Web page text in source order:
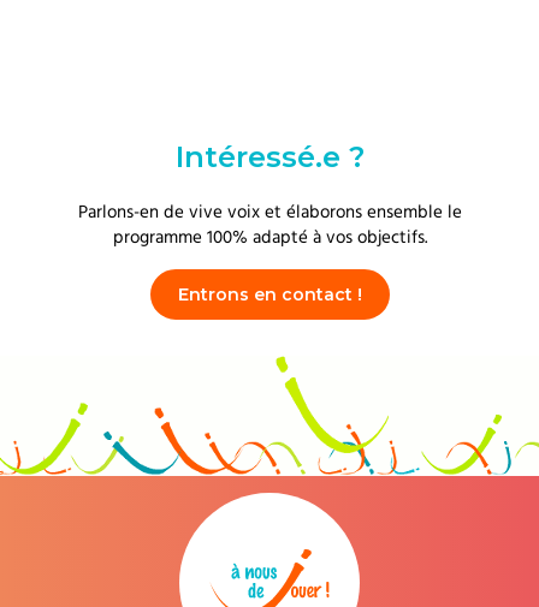
Intéressé.e ?
Parlons-en de vive voix et élaborons ensemble le
programme 100% adapté à vos objectifs.
Entrons en contact !